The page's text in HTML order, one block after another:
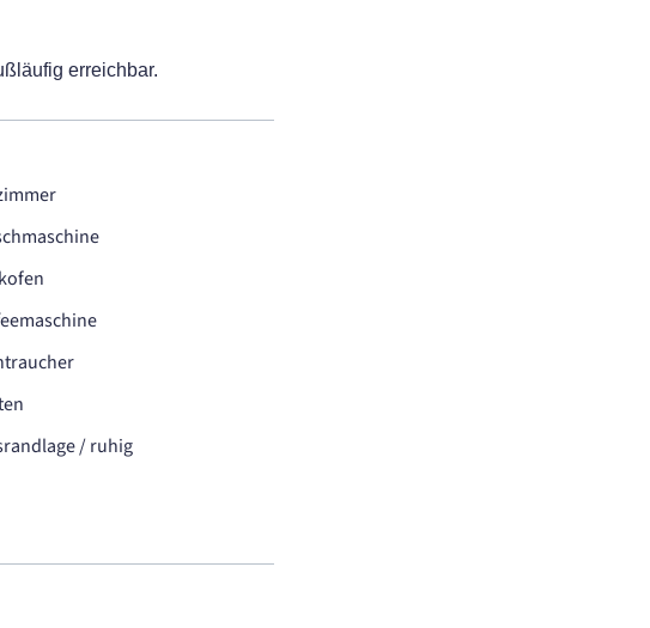
erreichbar.
/ ruhig